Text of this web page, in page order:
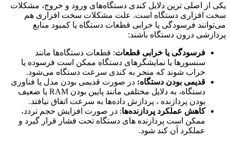
یکی از اصلی ‌ترین دلایل کندی دستگاه‌های ورود و خروج، مشکلات
سخت‌ افزاری دستگاه است. علت مشکلات سخت افزاری هم
می‌توانند فرسودگی یا خرابی‌ قطعات دستگاه یا کمبود منابع
پردازشی درون دستگاه باشند:
فرسودگی یا خرابی قطعات: قطعات دستگاه‌ها مانند
سنسورها یا نمایشگرهای دستگاه ممکن است فرسوده یا
خراب شوند که منجر به کندی سرعت دستگاه می‌شود.
قدیمی بودن دستگاه: در صورت قدیمی بودن مدل یا فناوری
دستگاه، به دلایل مختلفی مانند پایین بودن RAM یا ضعیف
بودن پردازنده ، پردازش داده‌ها به سرعت اتفاق نیافتد.
کاهش عملکرد پردازنده‌ها: در صورت افزایش حجم تردد،
ممکن است پردازنده های دستگاه تحت فشار قرار گیرد و
عملکرد آن کند شود.